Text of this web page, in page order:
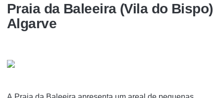
Praia da Baleeira (Vila do Bispo)
Algarve